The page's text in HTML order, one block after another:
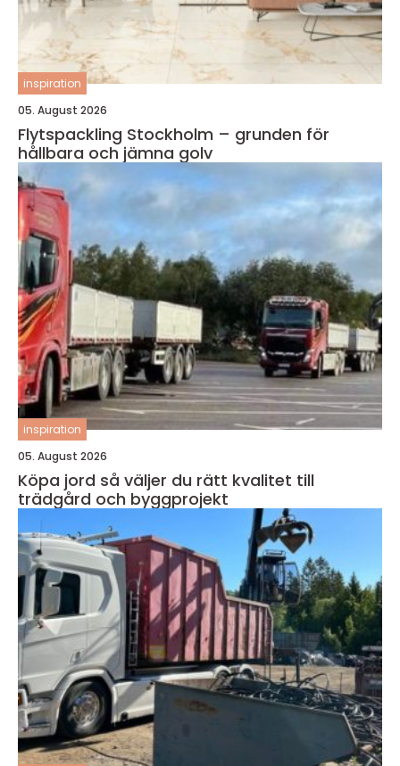
inspiration
05. August 2026
Flytspackling Stockholm – grunden för
hållbara och jämna golv
inspiration
05. August 2026
Köpa jord så väljer du rätt kvalitet till
trädgård och byggprojekt